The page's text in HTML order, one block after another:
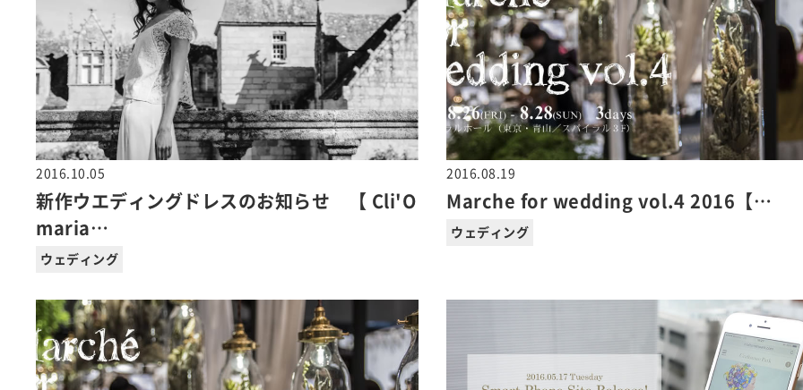
2016.10.05
新作ウエディングドレスのお知らせ 【 Cli'O
maria…
ウェディング
2016.08.19
Marche for wedding vol.4 2016【…
ウェディング